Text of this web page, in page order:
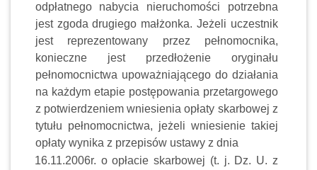
odpłatnego nabycia nieruchomości potrzebna
jest zgoda drugiego małżonka. Jeżeli uczestnik
jest reprezentowany przez pełnomocnika,
konieczne jest przedłożenie oryginału
pełnomocnictwa upoważniającego do działania
na każdym etapie postępowania przetargowego
z potwierdzeniem wniesienia opłaty skarbowej z
tytułu pełnomocnictwa, jeżeli wniesienie takiej
opłaty wynika z przepisów ustawy z dnia
16.11.2006r. o opłacie skarbowej (t. j. Dz. U. z